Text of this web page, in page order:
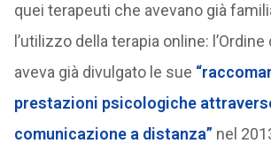
quei terapeuti che avevano già
l’utilizzo della terapia online:
aveva già divulgato le sue
prestazioni psicologiche
comunicazione a distanza” nel